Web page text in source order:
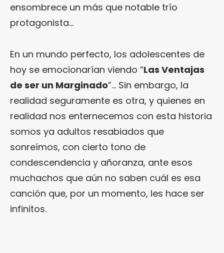
ensombrece un más que notable trío
protagonista…
En un mundo perfecto, los adolescentes de
hoy se emocionarían viendo “Las Ventajas
de ser un Marginado”… Sin embargo, la
realidad seguramente es otra, y quienes en
realidad nos enternecemos con esta historia
somos ya adultos resabiados que
sonreímos, con cierto tono de
condescendencia y añoranza, ante esos
muchachos que aún no saben cuál es esa
canción que, por un momento, les hace ser
infinitos.